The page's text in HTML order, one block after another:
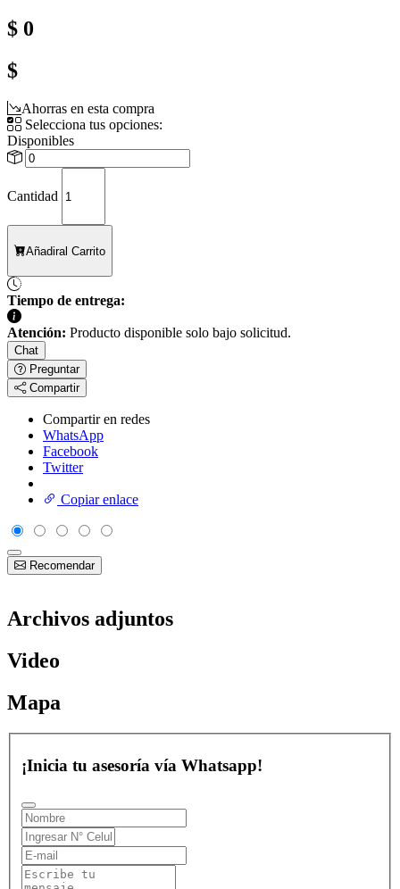
$ 0
$
Ahorras en esta compra
Selecciona tus opciones:
Disponibles
Cantidad
Añadiral Carrito
Tiempo de entrega:
Atención: Producto disponible solo bajo solicitud.
Chat
Preguntar
Compartir
Compartir en redes
WhatsApp
Facebook
Twitter
Copiar enlace
Recomendar
Archivos adjuntos
Video
Mapa
¡Inicia tu asesoría vía Whatsapp!